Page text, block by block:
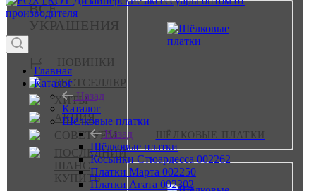
ВСЕ
УКРАШЕНИЯ
НОВИНКИ
БЕСТСЕЛЛЕР
ХИТЫ
АКЦИЯ
СОВЕТУЕМ
ПОСЛЕДНИЙ
ШАНС
КУПИТЬ
ШЁЛКОВЫЕ ПЛАТКИ
Главная
Каталог
Назад
Каталог
Шёлковые платки
Назад
Шёлковые платки
Косынки Стюардесса 002262
Платки Марта 002250
Платки Агата 002302